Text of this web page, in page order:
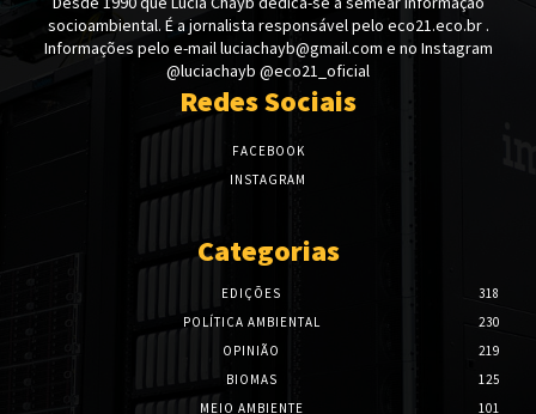
socioambiental. É a jornalista responsável pelo eco21.eco.br .
Informações pelo e-mail luciachayb@gmail.com e no Instagram
@luciachayb @eco21_oficial
Redes Sociais
FACEBOOK
INSTAGRAM
Categorias
EDIÇÕES
318
POLÍTICA AMBIENTAL
230
OPINIÃO
219
BIOMAS
125
MEIO AMBIENTE
101